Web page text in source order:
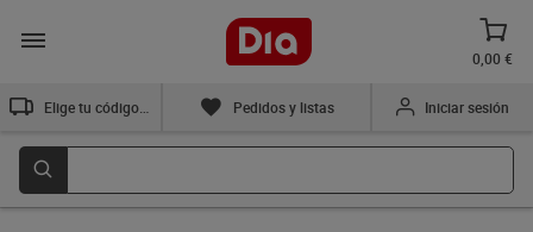
0,00 €
Pedidos y listas Iniciar sesión